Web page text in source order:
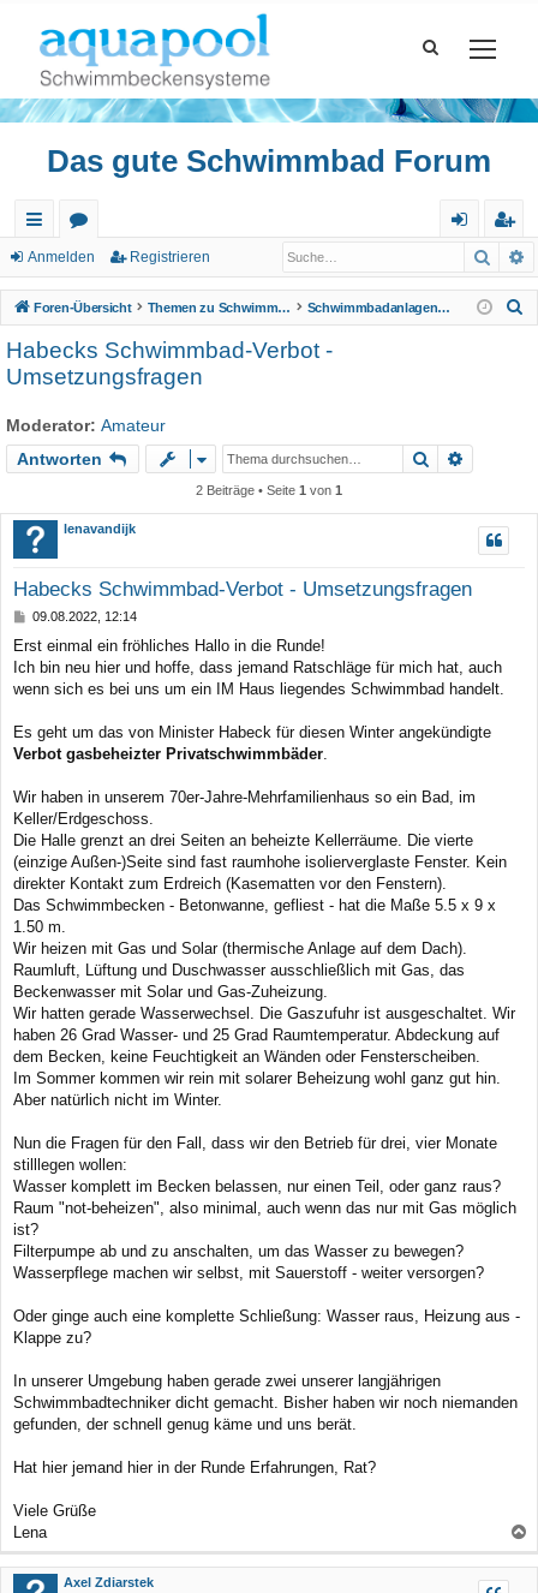
Das gute Schwimmbad Forum
ch
ne
llz
or
en m
el
eg
ist
rie
Anmelden Registrieren
Foren-Übersicht Themen zu Schwimmbad Schwimmbadanlagen, Wellnessbereiche
Habecks Schwimmbad-Verbot -
Umsetzungsfragen
Moderator: Amateur
Antworten
Suche
2 Beiträge • Seite 1 von 1
lenavandijk
Habecks Schwimmbad-Verbot - Umsetzungsfragen
B
i
t
r
09.08.2022, 12:14
Erst einmal ein fröhliches Hallo in die Runde!
Ich bin neu hier und hoffe, dass jemand Ratschläge für mich hat, auch
wenn sich es bei uns um ein IM Haus liegendes Schwimmbad handelt.
Es geht um das von Minister Habeck für diesen Winter angekündigte
Verbot gasbeheizter Privatschwimmbäder.
Wir haben in unserem 70er-Jahre-Mehrfamilienhaus so ein Bad, im
Keller/Erdgeschoss.
Die Halle grenzt an drei Seiten an beheizte Kellerräume. Die vierte
(einzige Außen-)Seite sind fast raumhohe isolierverglaste Fenster. Kein
direkter Kontakt zum Erdreich (Kasematten vor den Fenstern).
Das Schwimmbecken - Betonwanne, gefliest - hat die Maße 5.5 x 9 x
1.50 m.
Wir heizen mit Gas und Solar (thermische Anlage auf dem Dach).
Raumluft, Lüftung und Duschwasser ausschließlich mit Gas, das
Beckenwasser mit Solar und Gas-Zuheizung.
Wir hatten gerade Wasserwechsel. Die Gaszufuhr ist ausgeschaltet. Wir
haben 26 Grad Wasser- und 25 Grad Raumtemperatur. Abdeckung auf
dem Becken, keine Feuchtigkeit an Wänden oder Fensterscheiben.
Im Sommer kommen wir rein mit solarer Beheizung wohl ganz gut hin.
Aber natürlich nicht im Winter.
Nun die Fragen für den Fall, dass wir den Betrieb für drei, vier Monate
stilllegen wollen:
Wasser komplett im Becken belassen, nur einen Teil, oder ganz raus?
Raum "not-beheizen", also minimal, auch wenn das nur mit Gas möglich
ist?
Filterpumpe ab und zu anschalten, um das Wasser zu bewegen?
Wasserpflege machen wir selbst, mit Sauerstoff - weiter versorgen?
Oder ginge auch eine komplette Schließung: Wasser raus, Heizung aus -
Klappe zu?
In unserer Umgebung haben gerade zwei unserer langjährigen
Schwimmbadtechniker dicht gemacht. Bisher haben wir noch niemanden
gefunden, der schnell genug käme und uns berät.
Hat hier jemand hier in der Runde Erfahrungen, Rat?
Viele Grüße
Lena
a
Axel Zdiarstek